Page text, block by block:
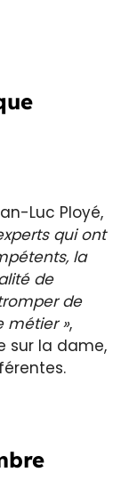
Luc Ployé,
qui ont
la
de
de
métier »,
sur la dame,